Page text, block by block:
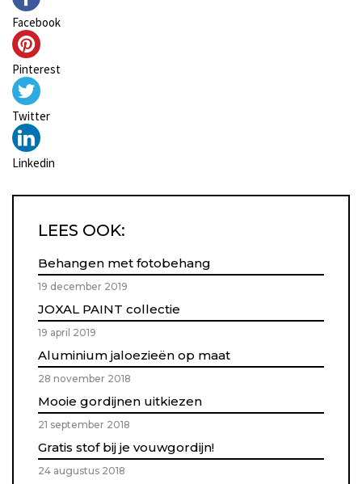
Facebook
Pinterest
Twitter
Linkedin
LEES OOK:
Behangen met fotobehang
19 december 2019
JOXAL PAINT collectie
19 april 2019
Aluminium jaloezieën op maat
28 november 2018
Mooie gordijnen uitkiezen
21 september 2018
Gratis stof bij je vouwgordijn!
24 augustus 2018